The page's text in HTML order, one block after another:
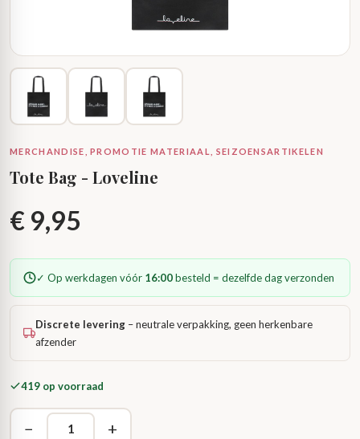
MERCHANDISE, PROMOTIE MATERIAAL, SEIZOENSARTIKELEN
Tote Bag - Loveline
€ 9,95
✓ Op werkdagen vóór 16:00besteld = dezelfde dag verzonden
Discrete levering – neutrale verpakking, geen herkenbare
afzender
419 op voorraad
− +